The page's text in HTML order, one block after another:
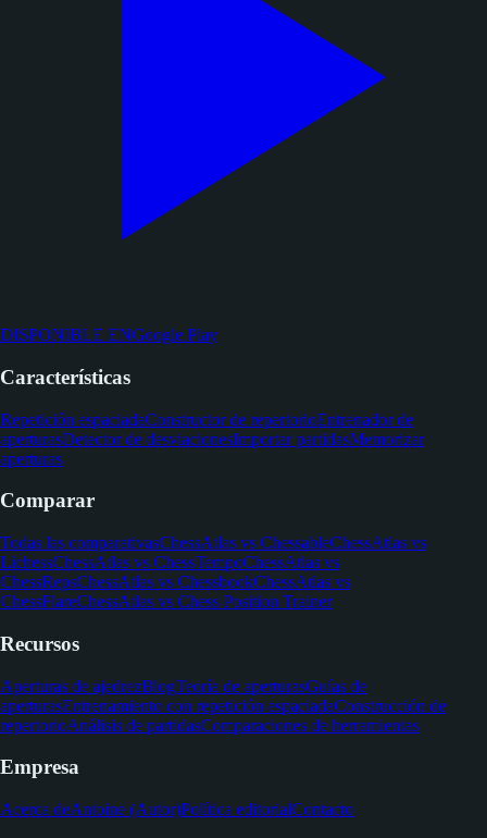
DISPONIBLE ENGoogle Play
Características
Repetición espaciadaConstructor de repertorioEntrenador de
aperturasDetector de desviacionesImportar partidasMemorizar
aperturas
Comparar
Todas las comparativasChessAtlas vs ChessableChessAtlas vs
LichessChessAtlas vs ChessTempoChessAtlas vs
ChessRepsChessAtlas vs ChessbookChessAtlas vs
ChessFlareChessAtlas vs Chess Position Trainer
Recursos
Aperturas de ajedrezBlogTeoría de aperturasGuías de
aperturasEntrenamiento con repetición espaciadaConstrucción de
repertorioAnálisis de partidasComparaciones de herramientas
Empresa
Acerca deAntoine (Autor)Política editorialContacto